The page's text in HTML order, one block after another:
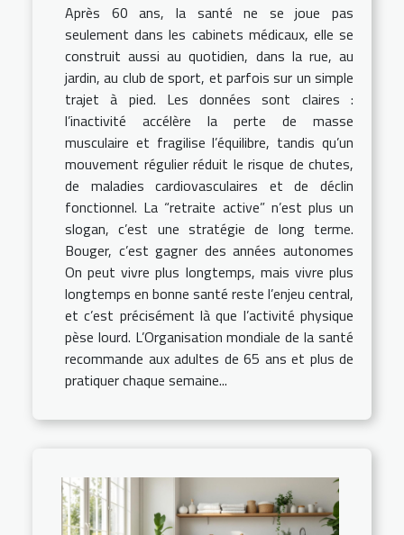
Après 60 ans, la santé ne se joue pas
seulement dans les cabinets médicaux, elle se
construit aussi au quotidien, dans la rue, au
jardin, au club de sport, et parfois sur un simple
trajet à pied. Les données sont claires :
l’inactivité accélère la perte de masse
musculaire et fragilise l’équilibre, tandis qu’un
mouvement régulier réduit le risque de chutes,
de maladies cardiovasculaires et de déclin
fonctionnel. La “retraite active” n’est plus un
slogan, c’est une stratégie de long terme.
Bouger, c’est gagner des années autonomes
On peut vivre plus longtemps, mais vivre plus
longtemps en bonne santé reste l’enjeu central,
et c’est précisément là que l’activité physique
pèse lourd. L’Organisation mondiale de la santé
recommande aux adultes de 65 ans et plus de
pratiquer chaque semaine...